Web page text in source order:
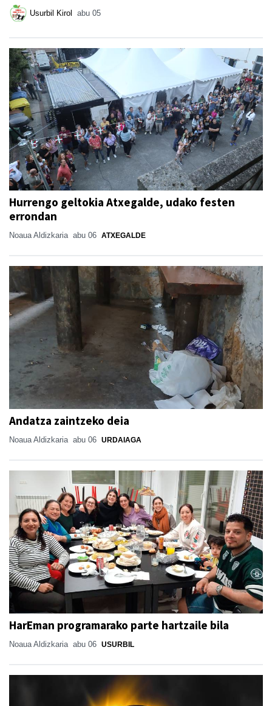
Usurbil Kirol abu 05
Hurrengo geltokia Atxegalde, udako festen
errondan
Noaua Aldizkaria abu 06 ATXEGALDE
Andatza zaintzeko deia
Noaua Aldizkaria abu 06 URDAIAGA
HarEman programarako parte hartzaile bila
Noaua Aldizkaria abu 06 USURBIL